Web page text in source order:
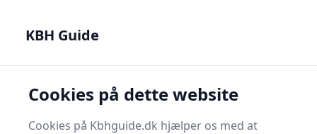
KBH Guide
Start søgning
KBH Guide
Cookies på dette website
Cookies på Kbhguide.dk hjælper os med at